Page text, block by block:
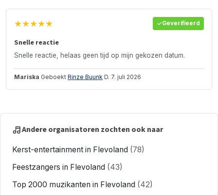
★★★★★ Geverifieerd
Snelle reactie
Snelle reactie, helaas geen tijd op mijn gekozen datum.
Mariska Geboekt Rinze Buunk D. 7. juli 2026
Andere organisatoren zochten ook naar
Kerst-entertainment in Flevoland (78)
Feestzangers in Flevoland (43)
Top 2000 muzikanten in Flevoland (42)